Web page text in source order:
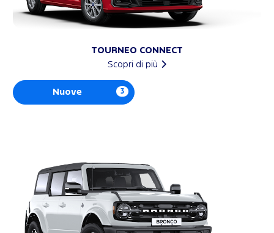
TOURNEO CONNECT
Scopri di più
Nuove 3